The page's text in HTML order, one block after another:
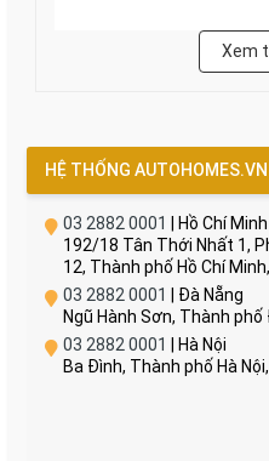
Xem
HỆ THỐNG
03 2882 0001
| Hồ Chí Minh
192/18 Tân Thới Nhất 1,
12, Thành phố Hồ Chí
03 2882 0001
| Đà Nẵng
Ngũ Hành Sơn, Thành
03 2882 0001
| Hà Nội
Ba Đình, Thành phố Hà